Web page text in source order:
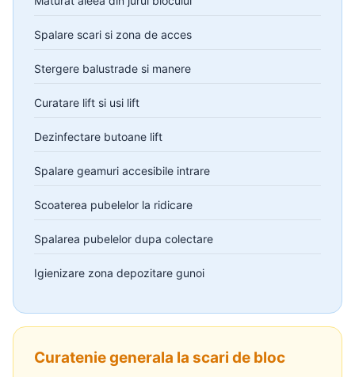
Spalare scari si zona de acces
Stergere balustrade si manere
Curatare lift si usi lift
Dezinfectare butoane lift
Spalare geamuri accesibile intrare
Scoaterea pubelelor la ridicare
Spalarea pubelelor dupa colectare
Igienizare zona depozitare gunoi
Curatenie generala la scari de bloc